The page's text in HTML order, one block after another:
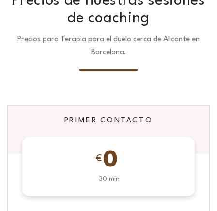
de coaching
Precios para Terapia para el duelo cerca de Alicante en
Barcelona.
PRIMER CONTACTO
€ 0
30 min